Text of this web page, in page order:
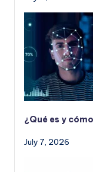
¿Qué es y
July 7, 2026